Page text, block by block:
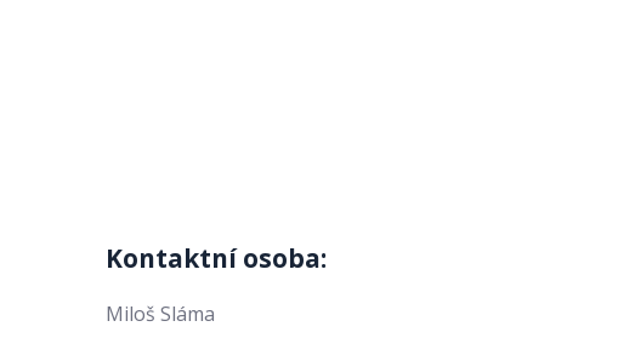
Kontaktní osoba:
Miloš Sláma